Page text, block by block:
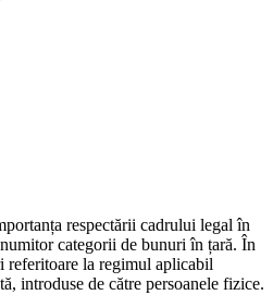
respectării cadrului legal în
categorii de bunuri în țară. În
referitoare la regimul aplicabil
introduse de către persoanele fizice.